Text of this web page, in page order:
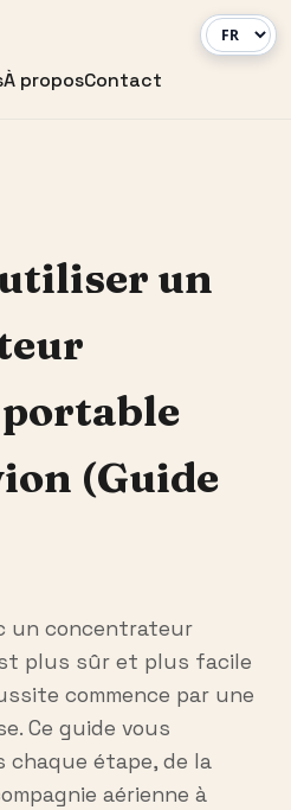
À proposContact
un
portable
(Guide
un concentrateur
plus sûr et plus facile
commence par une
Ce guide vous
chaque étape, de la
aérienne à